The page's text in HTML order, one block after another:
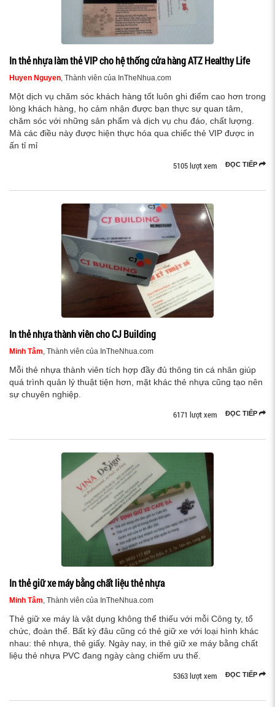
In thẻ nhựa làm thẻ VIP cho hệ thống cửa hàng ATZ Healthy Life
Huyen Nguyen, Thành viên của InTheNhua.com
Một dịch vụ chăm sóc khách hàng tốt luôn ghi điểm cao hơn trong
lòng khách hàng, họ cảm nhận được bạn thực sự quan tâm,
chăm sóc với những sản phẩm và dịch vụ chu đáo, chất lượng.
Mà các điều này được hiện thực hóa qua chiếc thẻ VIP được in
ấn tỉ mỉ
ĐỌC TIẾP
5105 lượt xem
In thẻ nhựa thành viên cho CJ Building
Minh Tâm, Thành viên của InTheNhua.com
Mỗi thẻ nhựa thành viên tích hợp đầy đủ thông tin cá nhân giúp
quá trình quản lý thuật tiện hơn, mặt khác thẻ nhựa cũng tạo nên
sự chuyên nghiệp.
ĐỌC TIẾP
6171 lượt xem
In thẻ giữ xe máy bằng chất liệu thẻ nhựa
Minh Tâm, Thành viên của InTheNhua.com
Thẻ giữ xe máy là vật dụng không thể thiếu với mỗi Công ty, tổ
chức, đoàn thể. Bất kỳ đâu cũng có thẻ giữ xe với loại hình khác
nhau: thẻ nhựa, thẻ giấy. Ngày nay, in thẻ giữ xe máy bằng chất
liệu thẻ nhựa PVC đang ngày càng chiếm ưu thế.
ĐỌC TIẾP
5363 lượt xem